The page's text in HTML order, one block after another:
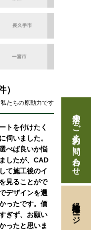
）
たちの原動力です
トを付けたく
伺いました。
べば良いか悩
したが、CAD
て施工後のイ
見ることがで
デザインを選
ったです。価
ぎず、お願い
ったと思いま
来店のご予約・お問い合わせ
経験者採用ページ